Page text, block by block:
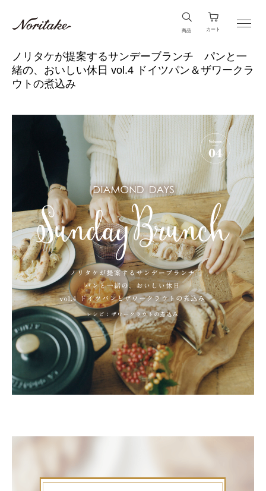
商品 カート
ノリタケが提案するサンデーブランチ パンと一
緒の、おいしい休日 vol.4 ドイツパン＆ザワークラ
ウトの煮込み